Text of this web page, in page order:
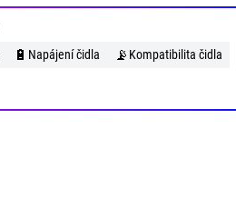
🔋 Napájení čidla 📡 Kompatibilita čidla